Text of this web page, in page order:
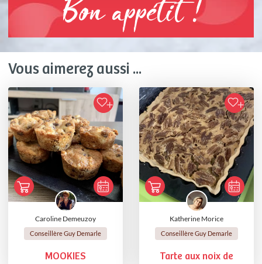
Bon appétit !
Vous aimerez aussi ...
Caroline Demeuzoy
Conseillère Guy Demarle
MOOKIES
Katherine Morice
Conseillère Guy Demarle
Tarte aux noix de